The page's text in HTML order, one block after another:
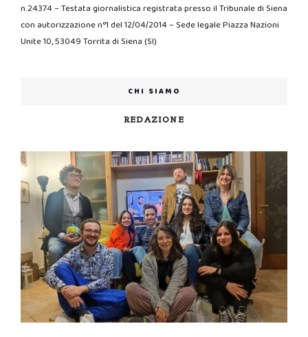
n.24374 – Testata giornalistica registrata presso il Tribunale di Siena
con autorizzazione n°1 del 12/04/2014 – Sede legale Piazza Nazioni
Unite 10, 53049 Torrita di Siena (SI)
CHI SIAMO
REDAZIONE